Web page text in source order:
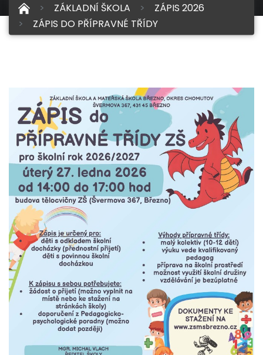
ZÁKLADNÍ ŠKOLA
ZÁPIS 2026
ZÁPIS DO PŘÍPRAVNÉ TŘÍDY